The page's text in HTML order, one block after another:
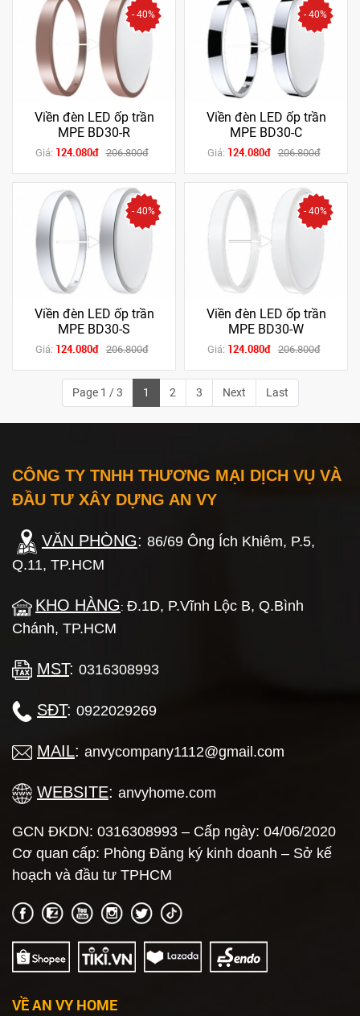
- 40%
Viền đèn LED ốp trần
MPE BD30-R
Giá: 124.080đ 206.800đ
- 40%
Viền đèn LED ốp trần
MPE BD30-C
Giá: 124.080đ 206.800đ
- 40%
Viền đèn LED ốp trần
MPE BD30-S
Giá: 124.080đ 206.800đ
- 40%
Viền đèn LED ốp trần
MPE BD30-W
Giá: 124.080đ 206.800đ
Page 1 / 3 1 2 3 Next Last
CÔNG TY TNHH THƯƠNG MẠI DỊCH VỤ VÀ
ĐẦU TƯ XÂY DỰNG AN VY
VĂN PHÒNG: 86/69 Ông Ích Khiêm, P.5,
Q.11, TP.HCM
KHO HÀNG: Đ.1D, P.Vĩnh Lộc B, Q.Bình
Chánh, TP.HCM
MST: 0316308993
SĐT: 0922029269
MAIL: anvycompany1112@gmail.com
WEBSITE: anvyhome.com
GCN ĐKDN: 0316308993 – Cấp ngày: 04/06/2020
Cơ quan cấp: Phòng Đăng ký kinh doanh – Sở kế
hoạch và đầu tư TPHCM
VỀ AN VY HOME